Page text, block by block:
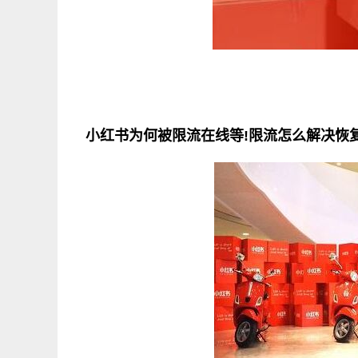
小红书为何被限流在线等!限流怎么解决恢